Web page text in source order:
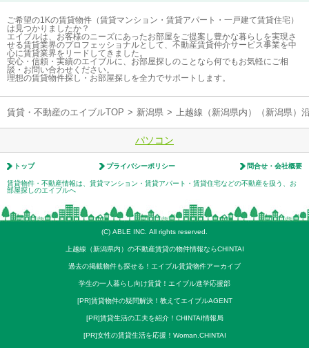
ご希望の1Kの賃貸物件（賃貸マンション・賃貸アパート・一戸建て賃貸住宅）
は見つかりましたか？
エイブルは、お客様のニーズにあったお部屋をご提案し豊かな暮らしを実現さ
せる賃貸業界のプロフェッショナルとして、不動産賃貸仲介サービス事業を中
心に賃貸業界をリードしてきました。
安心・信頼・実績のエイブルに、お部屋探しのことなら何でもお気軽にご相
談・お問い合わせください。
理想の賃貸物件探し・お部屋探しを全力でサポートします。
賃貸・不動産のエイブルTOP > 新潟県 > 上越線（新潟県内）（新潟県）
パソコン
トップ プライバシーポリシー 問合せ・会社概要
賃貸物件・不動産情報は、賃貸マンション・賃貸アパート・賃貸住宅などの不動産を扱う、お
部屋探しのエイブルへ
(C) ABLE INC. All rights reserved.
上越線（新潟県内）の不動産賃貸の物件情報ならCHINTAI
過去の掲載物件も探せる！エイブル賃貸物件アーカイブ
学生の一人暮らし向け賃貸！エイブル進学応援部
[PR]賃貸物件の疑問解決！教えてエイブルAGENT
[PR]賃貸生活の工夫を紹介！CHINTAI情報局
[PR]女性の賃貸生活を応援！Woman.CHINTAI